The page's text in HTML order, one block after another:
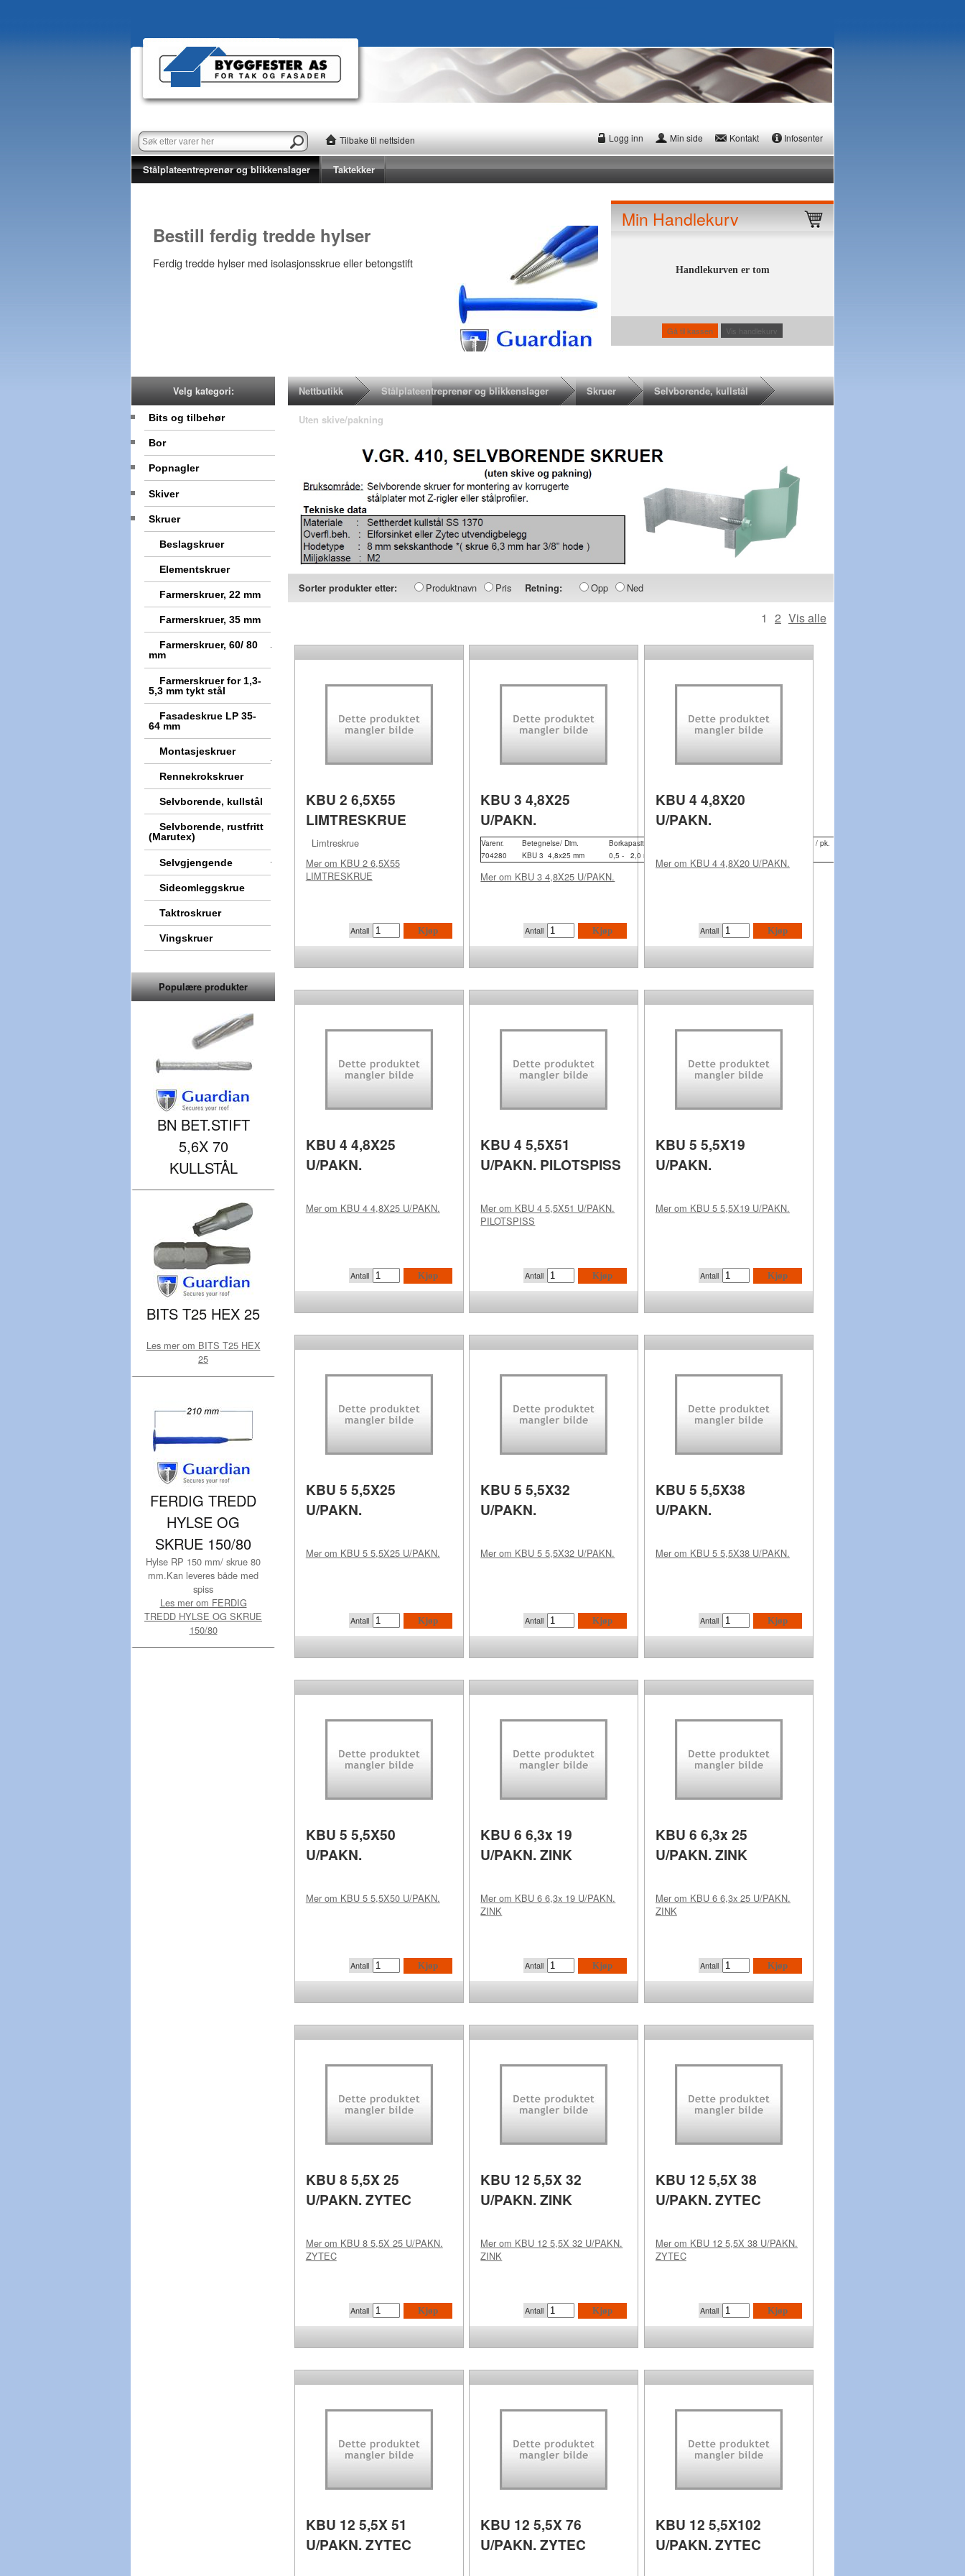
Tilbake til nettsiden Logg inn Min side Kontakt Infosenter
Stålplateentreprenør og blikkenslager Taktekker
Min Handlekurv
Handlekurven er tom
Gå til kassen Vis handlekurv
Bestill ferdig tredde hylser
Ferdig tredde hylser med isolasjonsskrue eller betongstift
Velg kategori:
Bits og tilbehør
Bor
Popnagler
Skiver
Skruer
Beslagskruer
Elementskruer
Farmerskruer, 22 mm
Farmerskruer, 35 mm
Farmerskruer, 60/ 80
mm
Farmerskruer for 1,3-
5,3 mm tykt stål
Fasadeskrue LP 35-
64 mm
Montasjeskruer
Rennekrokskruer
Selvborende, kullstål
Selvborende, rustfritt
(Marutex)
Selvgjengende
Sideomleggskrue
Taktroskruer
Vingskruer
Populære produkter
BN BET.STIFT
5,6X 70
KULLSTÅL
BITS T25 HEX 25
Les mer om BITS T25 HEX
25
FERDIG TREDD
HYLSE OG
SKRUE 150/80
Hylse RP 150 mm/ skrue 80
mm.Kan leveres både med
spiss
Les mer om FERDIG
TREDD HYLSE OG SKRUE
150/80
Nettbutikk Stålplateentreprenør og blikkenslager Skruer Selvborende, kullstål
Uten skive/pakning
Sorter produkter etter: Produktnavn Pris Retning: Opp Ned
1 2 Vis alle
KBU 2 6,5X55
LIMTRESKRUE
Limtreskrue
Mer om KBU 2 6,5X55
LIMTRESKRUE
Kjøp
Antall
KBU 3 4,8X25
U/PAKN.
Varenr. Betegnelse/ Dim. Borkapasitet
Antall / pk.
704280
KBU 3 4,8x25 mm 0,5 - 2,0 mm
Mer om KBU 3 4,8X25 U/PAKN.
Kjøp
Antall
KBU 4 4,8X20
U/PAKN.
Mer om KBU 4 4,8X20 U/PAKN.
Kjøp
Antall
KBU 4 4,8X25
U/PAKN.
Mer om KBU 4 4,8X25 U/PAKN.
Kjøp
Antall
KBU 4 5,5X51
U/PAKN. PILOTSPISS
Mer om KBU 4 5,5X51 U/PAKN.
PILOTSPISS
Kjøp
Antall
KBU 5 5,5X19
U/PAKN.
Mer om KBU 5 5,5X19 U/PAKN.
Kjøp
Antall
KBU 5 5,5X25
U/PAKN.
Mer om KBU 5 5,5X25 U/PAKN.
Kjøp
Antall
KBU 5 5,5X32
U/PAKN.
Mer om KBU 5 5,5X32 U/PAKN.
Kjøp
Antall
KBU 5 5,5X38
U/PAKN.
Mer om KBU 5 5,5X38 U/PAKN.
Kjøp
Antall
KBU 5 5,5X50
U/PAKN.
Mer om KBU 5 5,5X50 U/PAKN.
Kjøp
Antall
KBU 6 6,3x 19
U/PAKN. ZINK
Mer om KBU 6 6,3x 19 U/PAKN.
ZINK
Kjøp
Antall
KBU 6 6,3x 25
U/PAKN. ZINK
Mer om KBU 6 6,3x 25 U/PAKN.
ZINK
Kjøp
Antall
KBU 8 5,5X 25
U/PAKN. ZYTEC
Mer om KBU 8 5,5X 25 U/PAKN.
ZYTEC
Kjøp
Antall
KBU 12 5,5X 32
U/PAKN. ZINK
Mer om KBU 12 5,5X 32 U/PAKN.
ZINK
Kjøp
Antall
KBU 12 5,5X 38
U/PAKN. ZYTEC
Mer om KBU 12 5,5X 38 U/PAKN.
ZYTEC
Kjøp
Antall
KBU 12 5,5X 51
U/PAKN. ZYTEC
KBU 12 5,5X 76
U/PAKN. ZYTEC
KBU 12 5,5X102
U/PAKN. ZYTEC